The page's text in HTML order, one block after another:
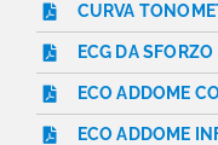
CURVA
ECG DA SFORZO
ECO ADDOME
ECO ADDOME